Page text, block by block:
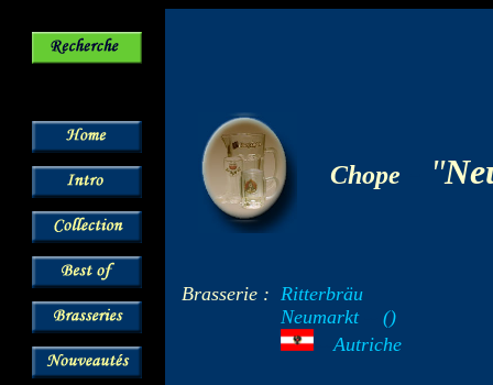
Chope "
Brasserie : Ritterbräu
Neumarkt
()
---Autriche